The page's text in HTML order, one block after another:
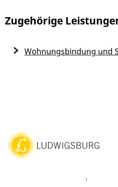
Zugehörige
Wohnungsbindung und
LinkedIn